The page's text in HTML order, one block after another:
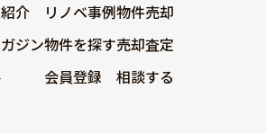
介
ジン
リノベ事例
物件を探す
会員登録
物件売却
売却査定
相談する